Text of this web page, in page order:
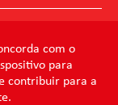
com o
para
contribuir para a